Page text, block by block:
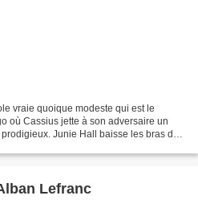
vraie quoique modeste qui est le
où Cassius jette à son adversaire un
Junie Hall baisse les bras de
Lefranc